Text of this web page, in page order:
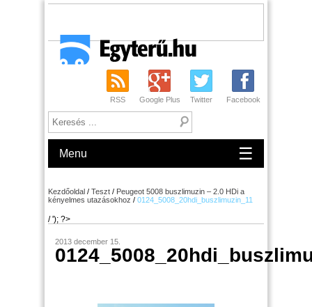
RSS Google Plus Twitter Facebook
Menu ☰
Kezdőoldal / Teszt / Peugeot 5008 buszlimuzin – 2.0 HDi a
kényelmes utazásokhoz / 0124_5008_20hdi_buszlimuzin_11
/ '); ?>
2013 december 15.